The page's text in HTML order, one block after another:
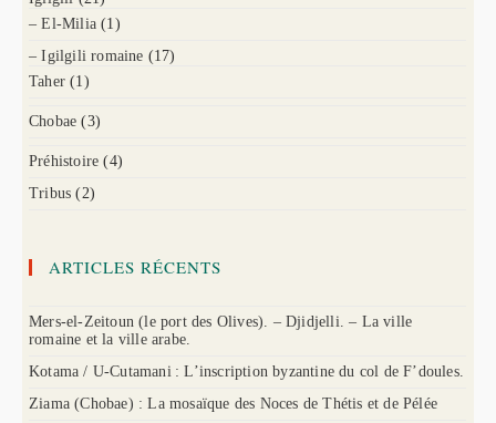
– El-Milia (1)
– Igilgili romaine (17)
Taher (1)
Chobae (3)
Préhistoire (4)
Tribus (2)
ARTICLES RÉCENTS
Mers-el-Zeitoun (le port des Olives). – Djidjelli. – La ville
romaine et la ville arabe.
Kotama / U-Cutamani : L’inscription byzantine du col de F’doules.
Ziama (Chobae) : La mosaïque des Noces de Thétis et de Pélée